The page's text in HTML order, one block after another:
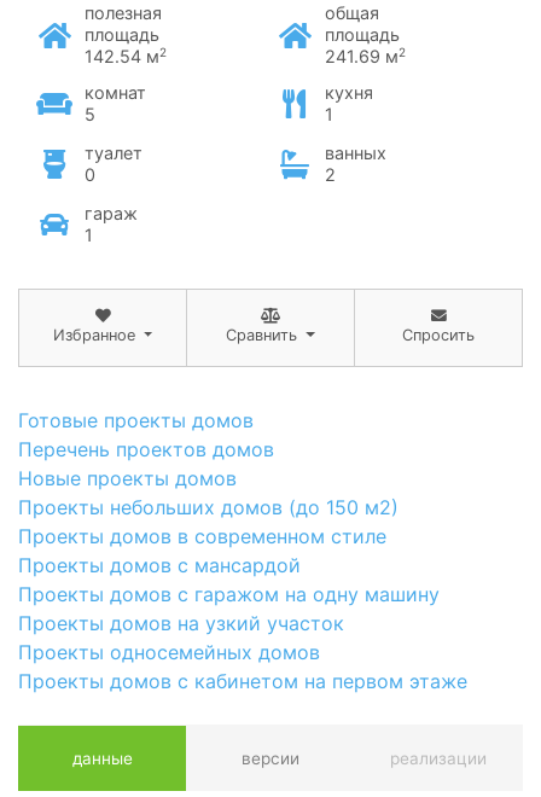
полезная
площадь
142.54 м2
общая
площадь
241.69 м2
комнат
5
кухня
1
туалет
0
ванных
2
гараж
1
Избранное Сравнить Спросить
Готовые проекты домов
Перечень проектов домов
Новые проекты домов
Проекты небольших домов (до 150 м2)
Проекты домов в современном стиле
Проекты домов с мансардой
Проекты домов с гаражом на одну машину
Проекты домов на узкий участок
Проекты односемейных домов
Проекты домов с кабинетом на первом этаже
данные версии реализации